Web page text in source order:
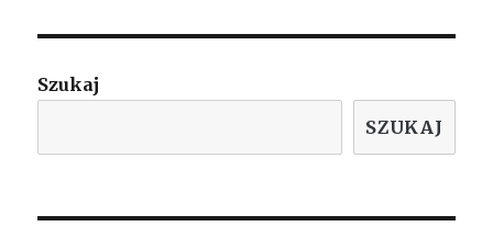
Szukaj
SZUKAJ